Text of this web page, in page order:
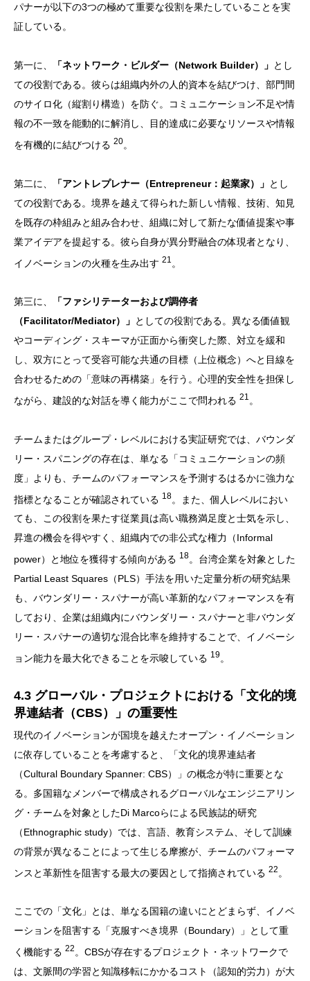
パナーが以下の3つの極めて重要な役割を果たしていることを実
証している。
第一に、 「ネットワーク・ビルダー（Network Builder）」 とし
ての役割である。彼らは組織内外の人的資本を結びつけ、部門間
のサイロ化（縦割り構造）を防ぐ。コミュニケーション不足や情
報の不一致を能動的に解消し、目的達成に必要なリソースや情報
を有機的に結びつける 20。
第二に、 「アントレプレナー（Entrepreneur：起業家）」 とし
ての役割である。境界を越えて得られた新しい情報、技術、知見
を既存の枠組みと組み合わせ、組織に対して新たな価値提案や事
業アイデアを提起する。彼ら自身が異分野融合の体現者となり、
イノベーションの火種を生み出す 21
第三に、
「ファシリテーターおよび調停者
（Facilitator/Mediator）」 としての役割である。異なる価値観
やコーディング・スキーマが正面から衝突した際、対立を緩和
し、双方にとって受容可能な共通の目標（上位概念）へと目線を
合わせるための「意味の再構築」を行う。心理的安全性を担保し
ながら、建設的な対話を導く能力がここで問われる 21 。
チームまたはグループ・レベルにおける実証研究では、バウンダ
リー・スパニングの存在は、単なる「コミュニケーションの頻
度」よりも、チームのパフォーマンスを予測するはるかに強力な
指標となることが確認されている 18。また、個人レベルにおい
ても、この役割を果たす従業員は高い職務満足度と士気を示し、
昇進の機会を得やすく、組織内での非公式な権力（Informal
power）と地位を獲得する傾向がある 18。台湾企業を対象とした
Partial Least Squares（PLS）手法を用いた定量分析の研究結果
も、バウンダリー・スパナーが高い革新的なパフォーマンスを有
しており、企業は組織内にバウンダリー・スパナーと非バウンダ
リー・スパナーの適切な混合比率を維持することで、イノベーシ
ョン能力を最大化できることを示唆している 19。
4.3 グローバル・プロジェクトにおける「文化的境
界連結者（CBS）」の重要性
現代のイノベーションが国境を越えたオープン・イノベーション
に依存していることを考慮すると、「文化的境界連結者
（Cultural Boundary Spanner: CBS）」の概念が特に重要とな
る。多国籍なメンバーで構成されるグローバルなエンジニアリン
グ・チームを対象としたDi Marcoらによる民族誌的研究
（Ethnographic study）では、言語、教育システム、そして訓練
の背景が異なることによって生じる摩擦が、チームのパフォーマ
ンスと革新性を阻害する最大の要因として指摘されている 22 。
ここでの「文化」とは、単なる国籍の違いにとどまらず、イノベ
ーションを阻害する「克服すべき境界（Boundary）」として重
く機能する 22 。CBSが存在するプロジェクト・ネットワークで
は、文脈間の学習と知識移転にかかるコスト（認知的労力）が大